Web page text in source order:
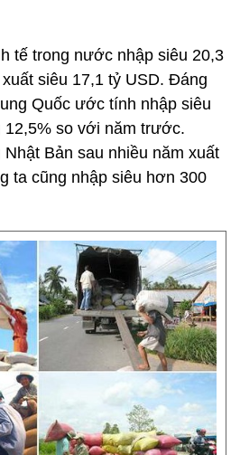
tế trong nước nhập siêu 20,3
siêu 17,1 tỷ USD. Đáng
Quốc ước tính nhập siêu
so với năm trước.
Bản sau nhiều năm xuất
ta cũng nhập siêu hơn 300